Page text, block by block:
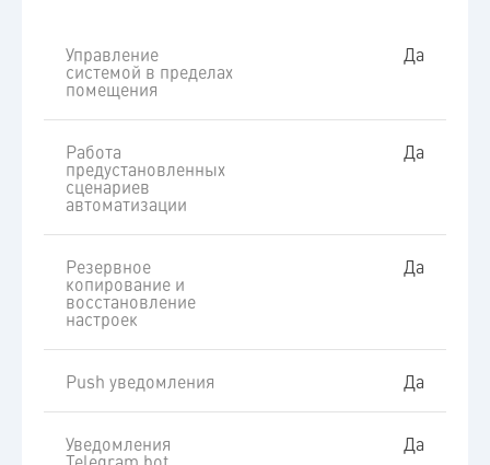
Управление
системой в пределах
помещения
Да
Работа
предустановленных
сценариев
автоматизации
Да
Резервное
копирование и
восстановление
настроек
Да
Push уведомления Да
Уведомления Да